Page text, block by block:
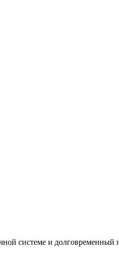
и долговременный